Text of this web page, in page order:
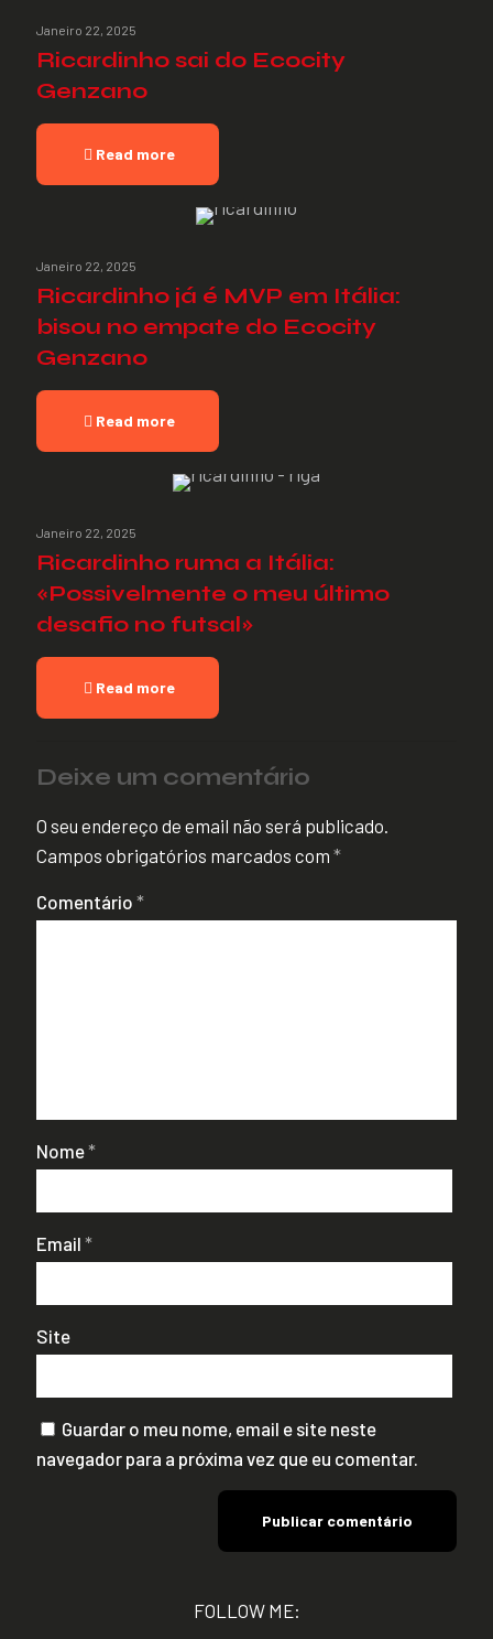
Janeiro 22, 2025
Ricardinho sai do Ecocity
Genzano
Read more
Janeiro 22, 2025
Ricardinho já é MVP em Itália:
bisou no empate do Ecocity
Genzano
Read more
Janeiro 22, 2025
Ricardinho ruma a Itália:
«Possivelmente o meu último
desafio no futsal»
Read more
Deixe um comentário
O seu endereço de email não será publicado.
Campos obrigatórios marcados com *
Comentário *
Nome*
Email *
Site
Guardar o meu nome, email e site neste
navegador para a próxima vez que eu comentar.
FOLLOW ME: